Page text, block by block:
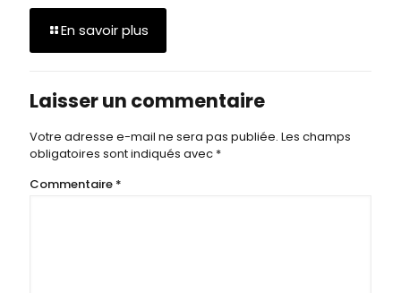
En savoir plus
Laisser un commentaire
Votre adresse e-mail ne sera pas publiée. Les champs
obligatoires sont indiqués avec *
Commentaire *